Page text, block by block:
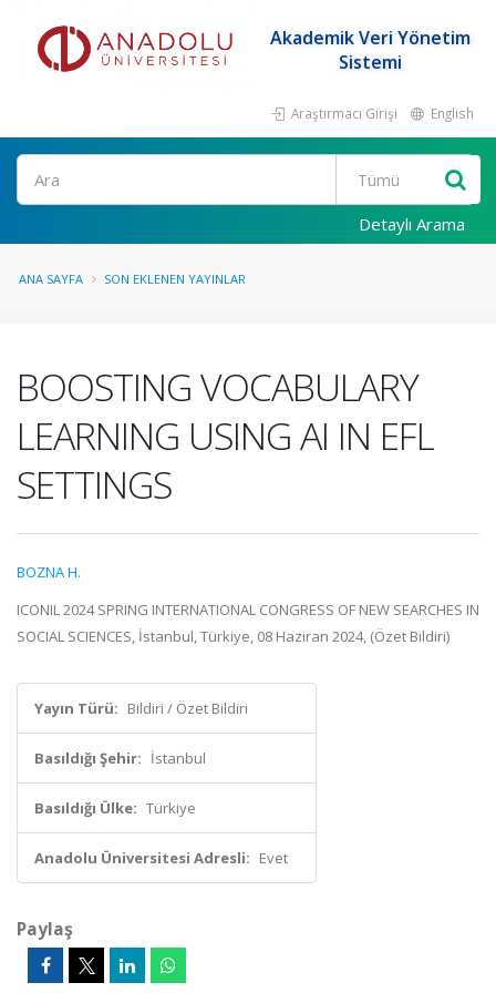
Akademik Veri Yönetim
Sistemi
Araştırmacı Girişi English
Ara
Detaylı Arama
ANA SAYFA SON EKLENEN YAYINLAR
BOOSTING VOCABULARY
LEARNING USING AI IN EFL
SETTINGS
BOZNA H.
ICONIL 2024 SPRING INTERNATIONAL CONGRESS OF NEW SEARCHES IN
SOCIAL SCIENCES, İstanbul, Türkiye, 08 Haziran 2024, (Özet Bildiri)
Yayın Türü: Bildiri / Özet Bildiri
Basıldığı Şehir: İstanbul
Basıldığı Ülke: Türkiye
Anadolu Üniversitesi Adresli: Evet
Paylaş